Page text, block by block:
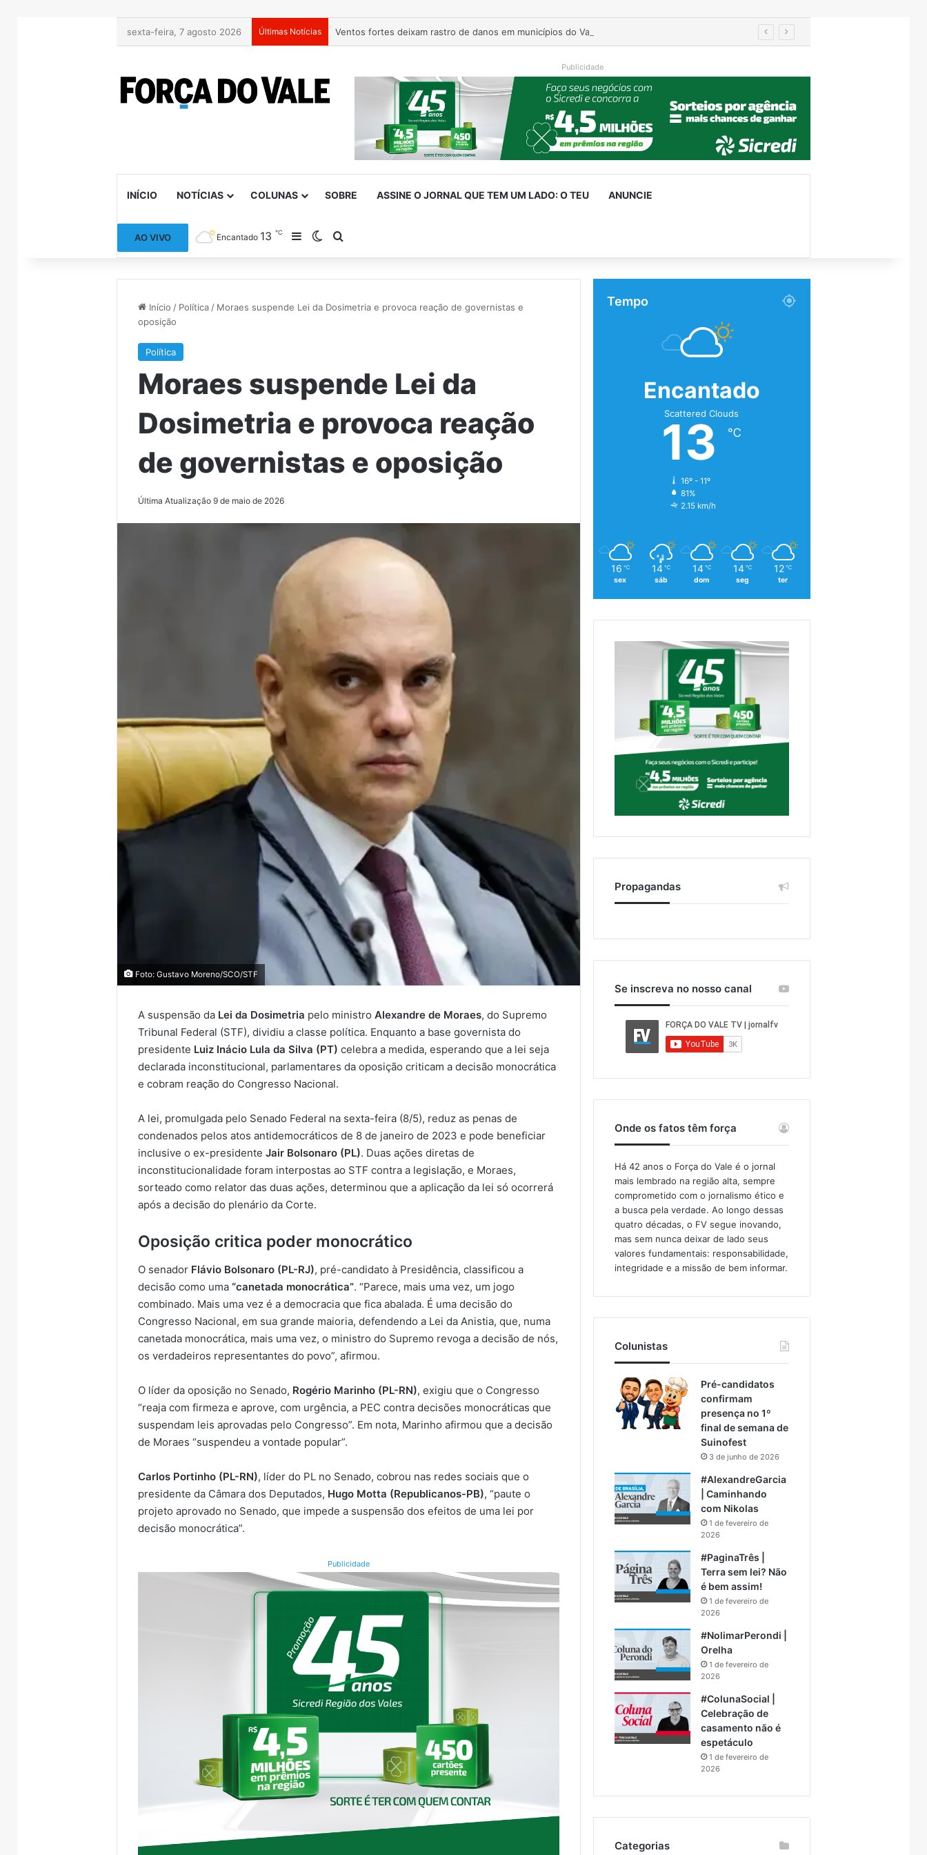
sexta-feira, 7 agosto 2026 Últimas Notícias Ventos fortes deixam rastro de danos em municípios do Vale do Taquari
Publicidade
INÍCIO NOTÍCIAS COLUNAS SOBRE ASSINE O JORNAL QUE TEM UM LADO: O TEU ANUNCIE
AO VIVO Encantado 13℃ Barra Lateral
Switch skin
Início / Política / Moraes suspende Lei da Dosimetria e provoca reação de governistas e
oposição
Política
Moraes suspende Lei da
Dosimetria e provoca reação
de governistas e oposição
Última Atualização 9 de maio de 2026
Foto: Gustavo Moreno/SCO/STF
A suspensão da Lei da Dosimetria pelo ministroAlexandre de Moraes, do Supremo
Tribunal Federal (STF), dividiu a classe política. Enquanto a base governista do
presidente Luiz Inácio Lula da Silva (PT) celebra a medida, esperando que a lei seja
declarada inconstitucional, parlamentares da oposição criticam a decisão monocrática
e cobram reação do Congresso Nacional.
A lei, promulgada pelo Senado Federal na sexta-feira (8/5), reduz as penas de
condenados pelos atos antidemocráticos de 8 de janeiro de 2023 e pode beneficiar
inclusive o ex-presidenteJair Bolsonaro (PL). Duas ações diretas de
inconstitucionalidade foram interpostas ao STF contra a legislação, e Moraes,
sorteado como relator das duas ações, determinou que a aplicação da lei só ocorrerá
após a decisão do plenário da Corte.
Oposição critica poder monocrático
O senador Flávio Bolsonaro (PL-RJ), pré-candidato à Presidência, classificou a
decisão como uma“canetada monocrática”. “Parece, mais uma vez, um jogo
combinado. Mais uma vez é a democracia que fica abalada. É uma decisão do
Congresso Nacional, em sua grande maioria, defendendo a Lei da Anistia, que, numa
canetada monocrática, mais uma vez, o ministro do Supremo revoga a decisão de nós,
os verdadeiros representantes do povo”, afirmou.
O líder da oposição no Senado, Rogério Marinho (PL-RN), exigiu que o Congresso
“reaja com firmeza e aprove, com urgência, a PEC contra decisões monocráticas que
suspendam leis aprovadas pelo Congresso”. Em nota, Marinho afirmou que a decisão
de Moraes “suspendeu a vontade popular”.
Carlos Portinho (PL-RN), líder do PL no Senado, cobrou nas redes sociais que o
presidente da Câmara dos Deputados, Hugo Motta (Republicanos-PB), “paute o
projeto aprovado no Senado, que impede a suspensão dos efeitos de uma lei por
decisão monocrática”.
Publicidade
Tempo
Encantado
Scattered Clouds
13 ℃
16º - 11º
81%
2.15 km/h
16 ℃
sex
14 ℃
sáb
14 ℃
dom
14 ℃
seg
12 ℃
ter
Propagandas
Se inscreva no nosso canal
Onde os fatos têm força
Há 42 anos o Força do Vale é o jornal
mais lembrado na região alta, sempre
comprometido com o jornalismo ético e
a busca pela verdade. Ao longo dessas
quatro décadas, o FV segue inovando,
mas sem nunca deixar de lado seus
valores fundamentais: responsabilidade,
integridade e a missão de bem informar.​
Colunistas
Pré-candidatos
confirmam
presença no 1º
final de semana de
Suinofest
3 de junho de 2026
#AlexandreGarcia
| Caminhando
com Nikolas
1 de fevereiro de
2026
#PaginaTrês |
Terra sem lei? Não
é bem assim!
1 de fevereiro de
2026
#NolimarPerondi |
Orelha
1 de fevereiro de
2026
#ColunaSocial |
Celebração de
casamento não é
espetáculo
1 de fevereiro de
2026
Categorias